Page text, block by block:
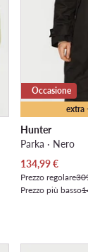
extra
Occasione
Hunter
Parka · Nero
Prezzo attuale
134,99€
Prezzo regolare
Prezzo più basso